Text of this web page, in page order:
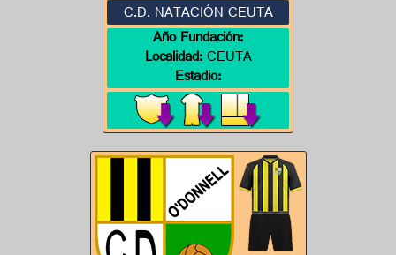
C.D. NATACIÓN CEUTA
Año Fundación:
Localidad:CEUTA
Estadio: